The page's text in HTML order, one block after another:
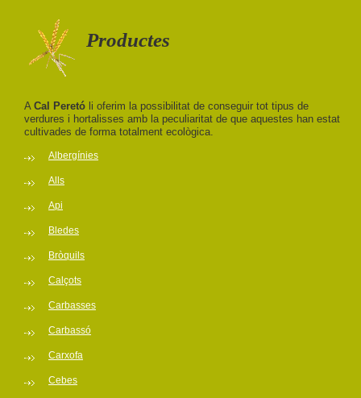
Productes
A Cal Peretó li oferim la possibilitat de conseguir tot tipus de
verdures i hortalisses amb la peculiaritat de que aquestes han estat
cultivades de forma totalment ecològica.
Albergínies
Alls
Api
Bledes
Bròquils
Calçots
Carbasses
Carbassó
Carxofa
Cebes